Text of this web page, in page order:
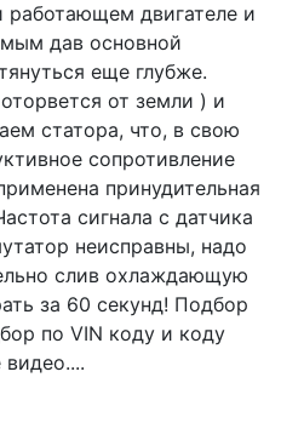
работающем двигателе и
дав основной
еще глубже.
от земли ) и
статора, что, в свою
сопротивление
принудительная
сигнала с датчика
неисправны, надо
слив охлаждающую
за 60 секунд! Подбор
по VIN коду и коду